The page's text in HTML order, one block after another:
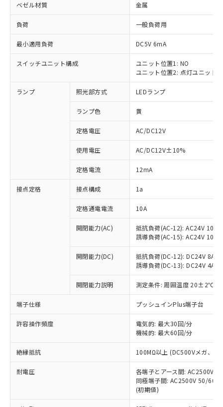
ベゼル材質 金属
負荷 一般負荷用
最小適用負荷 DC5V 6mA
スイッチユニット構成
ユニット位置1: NO
ユニット位置2: 点灯ユニット
ランプ 照光部方式 LEDランプ
ランプ色 黄
定格電圧 AC/DC12V
使用電圧 AC/DC12V±10%
定格電流 12mA
接点定格 接点構成 1a
定格通電電流 10A
開閉能力(AC)
抵抗負荷(AC-12): AC24V 10A/
誘導負荷(AC-15): AC24V
開閉能力(DC)
抵抗負荷(DC-12): DC24V 8A/
誘導負荷(DC-13): DC24V 4A/
開閉能力説明 測定条件: 周囲温度 20±2℃、
端子仕様 プッシュインPlus端子台
許容操作頻度
電気的: 最大30回/分
機械的: 最大60回/分
絶縁抵抗 100MΩ以上 (DC500Vメガ、点
耐電圧
各端子とアース間: AC2500V
同極端子間: AC2500V 50/
(初期値)
ご利用条件
以下の条件をお読みいただき、同意のうえ
ご利用ください。
本サービスは、当社制御機器事業取扱
商品の当社在庫状況および標準価格
(税抜)を提供させていただくもので
当社制御機器事業取扱商品の中には、
本サービスの対象外となる商品もある
ことをご了承ください。
在庫状況および標準価格照会結果は、
記載している更新日時点での社内デー
タに基づき作成されるものであり、閲
覧された時点での実際の在庫および標
準価格とは異なる場合があることをご
※1 対応状況
対応済み：EU RoHS指令（10物質）の
非含有に対応した製品が提供可能な商品で
対応予定：EU RoHS指令（10物質）の非含
有に対応した製品に切り替える予定のある
対応予定なし：EU RoHS指令（10物質）の
非含有に非対応の商品で、対応品を出す予
定はありません。
調査・確認中：EU RoHS指令（10物質）の
非含有の対応状況を調査中または確認中の
非該当品：ライセンス料など無形物で、有
害物質有無と関係のない商品です。
仕入先様の事情により、非含有部品として
いたものが、含有品と判明した場合などや
むを得ず変更することがあります。
鉛(Pb) 1000ppm以下、 水銀(Hg) 1000ppm以下、 カド
六価クロム(Cr(Ⅵ)) 1000ppm以下、ポリ臭化ビフェニル
類(PBB) 1000ppm以下、ポリ臭化ジフェニルエーテル類
(PBDE) 1000ppm以下、フタル酸ビス(2-エチルヘキシ
※1 中国RoHS○×表
「○」：最大均質材料含有率が中国RoHSの
基準値以下であることを示します。
「×」：最大均質材料含有率が中国RoHSの
基準値を超えていることを示します。
「－」：未確認です。当社販売部門へお問
い合わせください。
*中国RoHS10物質の基準値 (GB/T26572)：
Pb(鉛) :1000ppm、 Hg(水銀) : 1000ppm、 Cd(カドミウ
Cr(Ⅵ)(六価クロム) : 1000ppm、 PBBs(ポリ臭化ビフェ
当社は、これら貴社製品のうち、外国
為替および外国貿易法に定める商品
（以下｢規制貨物等」という）を輸出
国政府の輸出許可(または役務取引許
可)を取得するなどの必要な手続きを